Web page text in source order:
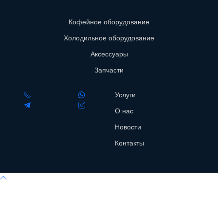
Кофейное оборудование
Холодильное оборудование
Аксессуары
Запчасти
Услуги
О нас
Новости
Контакты